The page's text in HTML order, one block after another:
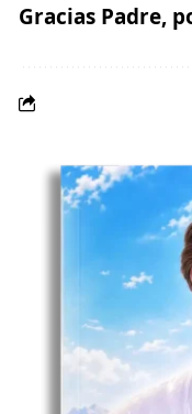
Gracias Padre,